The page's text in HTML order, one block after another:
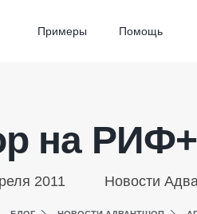
Примеры Помощь
на
2011 Новости